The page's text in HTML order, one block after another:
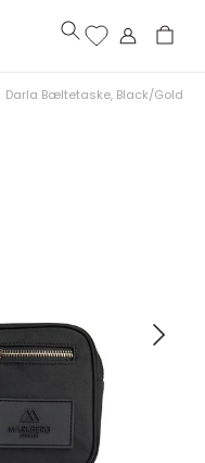
Darla Bæltetaske, Black/Gold